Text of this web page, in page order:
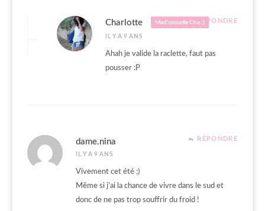
Charlotte Mad'moiselle Cha :)
IL Y A 9 ANS
RÉPONDRE
Ahah je valide la raclette, faut pas
pousser :P
dame.nina
IL Y A 9 ANS
RÉPONDRE
Vivement cet été ;)
Même si j’ai la chance de vivre dans le sud et
donc de ne pas trop souffrir du froid !